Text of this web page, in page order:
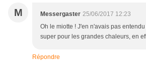
M Messergaster 25/06/2017 12:23
Oh le miotte ! J'en n'avais pas
super pour les grandes chaleurs, en
Répondre